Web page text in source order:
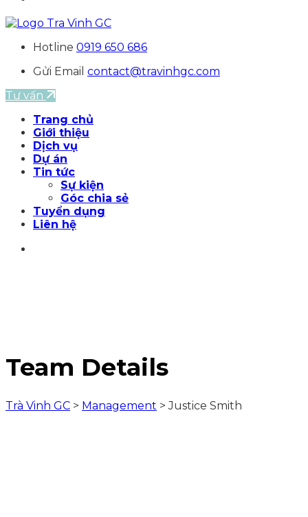
Hotline 0919 650 686
Gửi Email contact@travinhgc.com
Tư vấn
Trang chủ
Giới thiệu
Dịch vụ
Dự án
Tin tức
Sự kiện
Góc chia sẻ
Tuyển dụng
Liên hệ
Team Details
Trà Vinh GC > Management >Justice Smith